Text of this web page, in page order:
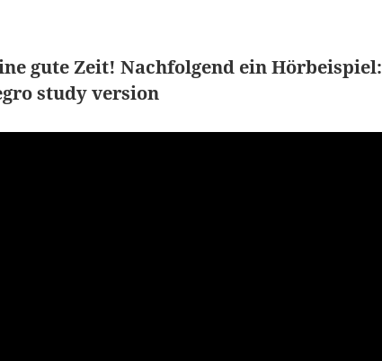
gute Zeit! Nachfolgend ein Hörbeispiel:
study version